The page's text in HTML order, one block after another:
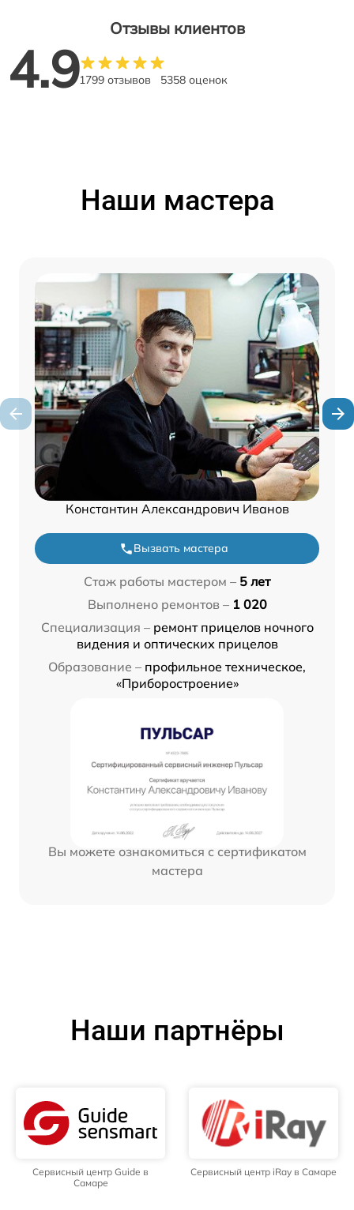
Отзывы клиентов
4.91799 отзывов 5358 оценок
Наши мастера
Константин Александрович Иванов
Вызвать мастера
Стаж работы мастером – 5 лет
Выполнено ремонтов – 1 020
Специализация – ремонт прицелов ночного
видения и оптических прицелов
Образование – профильное техническое,
«Приборостроение»
Вы можете ознакомиться с сертификатом
мастера
Наши партнёры
Сервисный центр Guide в
Самаре
Сервисный центр iRay в Самаре